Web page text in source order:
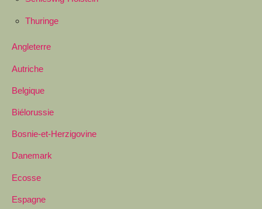
Thuringe
Angleterre
Autriche
Belgique
Biélorussie
Bosnie-et-Herzigovine
Danemark
Ecosse
Espagne